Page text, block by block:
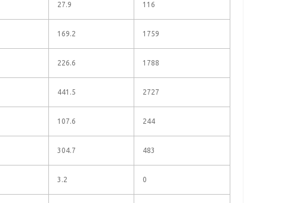
27.9 116
169.2 1759
226.6 1788
441.5 2727
107.6 244
304.7 483
3.2 0